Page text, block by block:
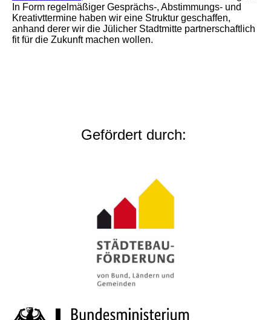
In Form regelmäßiger Gesprächs-, Abstimmungs- und
Kreativttermine haben wir eine Struktur geschaffen,
anhand derer wir die Jülicher Stadtmitte partnerschaftlich
fit für die Zukunft machen wollen.
Gefördert durch: